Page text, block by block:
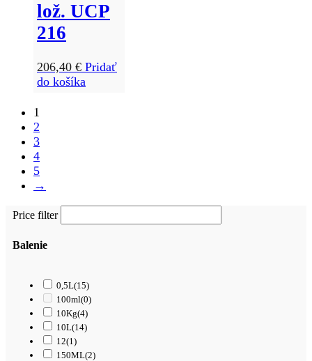
lož. UCP
216
206,40 € Pridať
do košíka
1
2
3
4
5
→
Price filter
Balenie
0,5L(15)
100ml(0)
10Kg(4)
10L(14)
12(1)
150ML(2)